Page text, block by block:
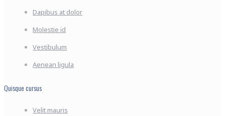
Dapibus at dolor
Molestie id
Vestibulum
Aenean ligula
Quisque cursus
Velit mauris